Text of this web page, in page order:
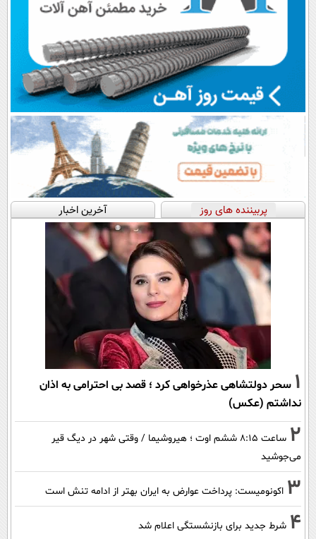
پربیننده های روز آخرین اخبار
1 سحر دولتشاهی عذرخواهی کرد ؛ قصد بی احترامی به اذان
نداشتم (عکس)
2
ساعت ۸:۱۵ ششم اوت ؛ هیروشیما / وقتی شهر در دیگ قیر
می‌جوشید
3 اکونومیست: پرداخت عوارض به ایران بهتر از ادامه تنش است
4 شرط جدید برای بازنشستگی اعلام شد